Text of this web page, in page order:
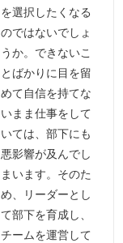
を選択したくなる
のではないでしょ
うか。できないこ
とばかりに目を留
めて自信を持てな
いまま仕事をして
いては、部下にも
悪影響が及んでし
まいます。そのた
め、リーダーとし
て部下を育成し、
チームを運営して